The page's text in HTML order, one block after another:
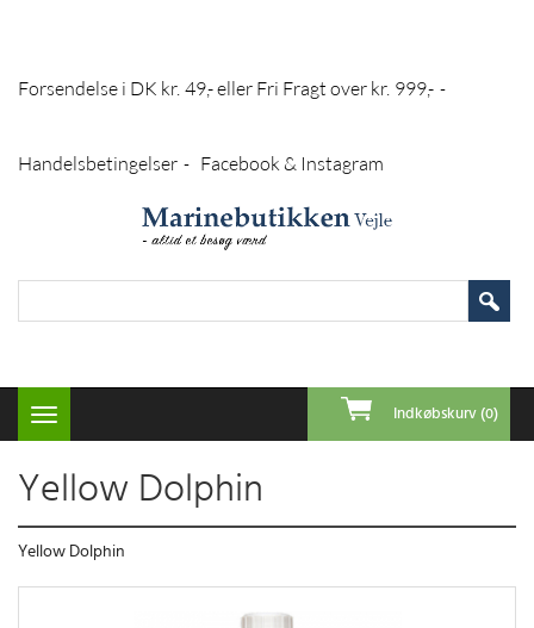
Forsendelse i DK kr. 49,- eller Fri Fragt over kr. 999,- -
Handelsbetingelser - Facebook & Instagram
Toggle
navigation
Indkøbskurv (0)
Yellow Dolphin
Yellow Dolphin